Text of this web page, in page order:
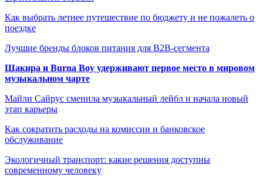
Как выбрать летнее путешествие по бюджету и не пожалеть о
поездке
Лучшие бренды блоков питания для B2B-сегмента
Шакира и Burna Boy удерживают первое место в мировом
музыкальном чарте
Майли Сайрус сменила музыкальный лейбл и начала новый
этап карьеры
Как сократить расходы на комиссии и банковское
обслуживание
Экологичный транспорт: какие решения доступны
современному человеку